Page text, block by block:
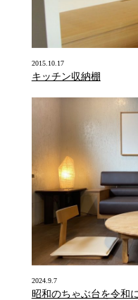
2015.10.17
キッチン収納棚
2024.9.7
昭和のちゃぶ台を令和